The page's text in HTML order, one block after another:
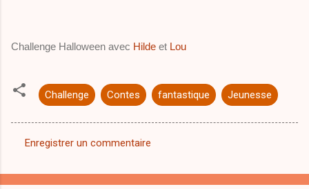
Challenge Halloween avec Hilde et Lou
Challenge Contes fantastique Jeunesse
o
Enregistrer un commentaire